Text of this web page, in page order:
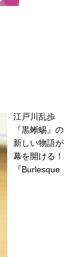
江戸川乱歩
『黒蜥蜴』の
新しい物語が
幕を開ける！
『Burlesque